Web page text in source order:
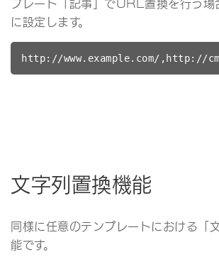
に設定します。
http://www.example.com/,http://
文字列置換機能
同様に任意のテンプレートにおける「
能です。